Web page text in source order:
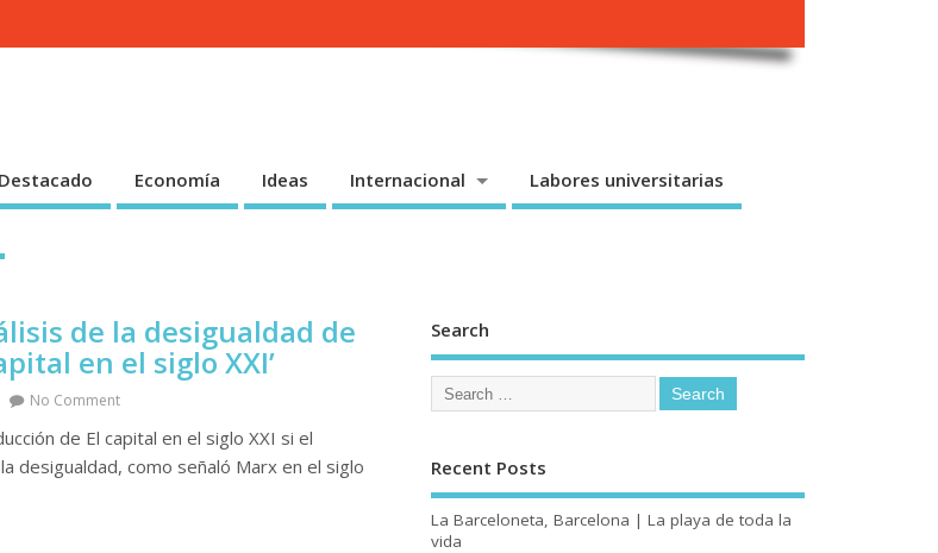
Destacado Economía Ideas Internacional Labores universitarias
de la desigualdad de
en el siglo XXI’
No Comment
de El capital en el siglo XXI si el
desigualdad, como señaló Marx en el siglo
Search
Recent Posts
La Barceloneta, Barcelona | La playa de toda la
vida